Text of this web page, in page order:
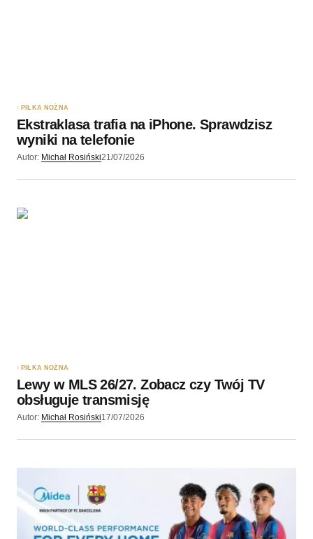
PIŁKA NOŻNA
Ekstraklasa trafia na iPhone. Sprawdzisz
wyniki na telefonie
Autor: Michał Rosiński21/07/2026
PIŁKA NOŻNA
Lewy w MLS 26/27. Zobacz czy Twój TV
obsługuje transmisję
Autor: Michał Rosiński17/07/2026